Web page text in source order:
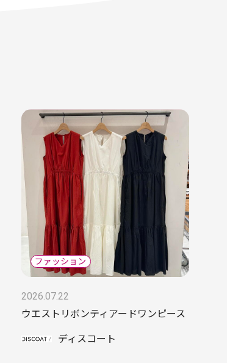
2026.07.22
ウエストリボンティアードワンピース
ディスコート